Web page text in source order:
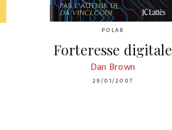
POLAR
Forteresse digitale
Dan Brown
29/01/2007